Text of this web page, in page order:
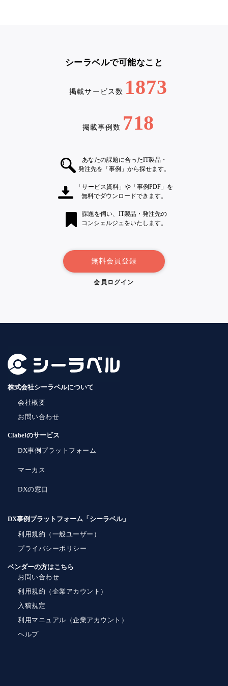
シーラベルで可能なこと
掲載サービス数 1873
掲載事例数 718
あなたの課題に合ったIT製品・
発注先を「事例」から探せます。
「サービス資料」や「事例PDF」を
無料でダウンロードできます。
課題を伺い、IT製品・発注先の
コンシェルジュをいたします。
無料会員登録
会員ログイン
株式会社シーラベルについて
会社概要
お問い合わせ
Clabelのサービス
DX事例プラットフォーム
マーカス
DXの窓口
DX事例プラットフォーム「シーラベル」
利用規約（一般ユーザー）
プライバシーポリシー
ベンダーの方はこちら
お問い合わせ
利用規約（企業アカウント）
入稿規定
利用マニュアル（企業アカウント）
ヘルプ